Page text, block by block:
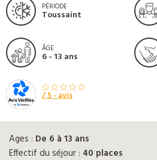
PÉRIODE
Toussaint
ÂGE
6 - 13 ans
/ 5 -avis
Ages : De 6 à 13 ans
Effectif du séjour : 40 places